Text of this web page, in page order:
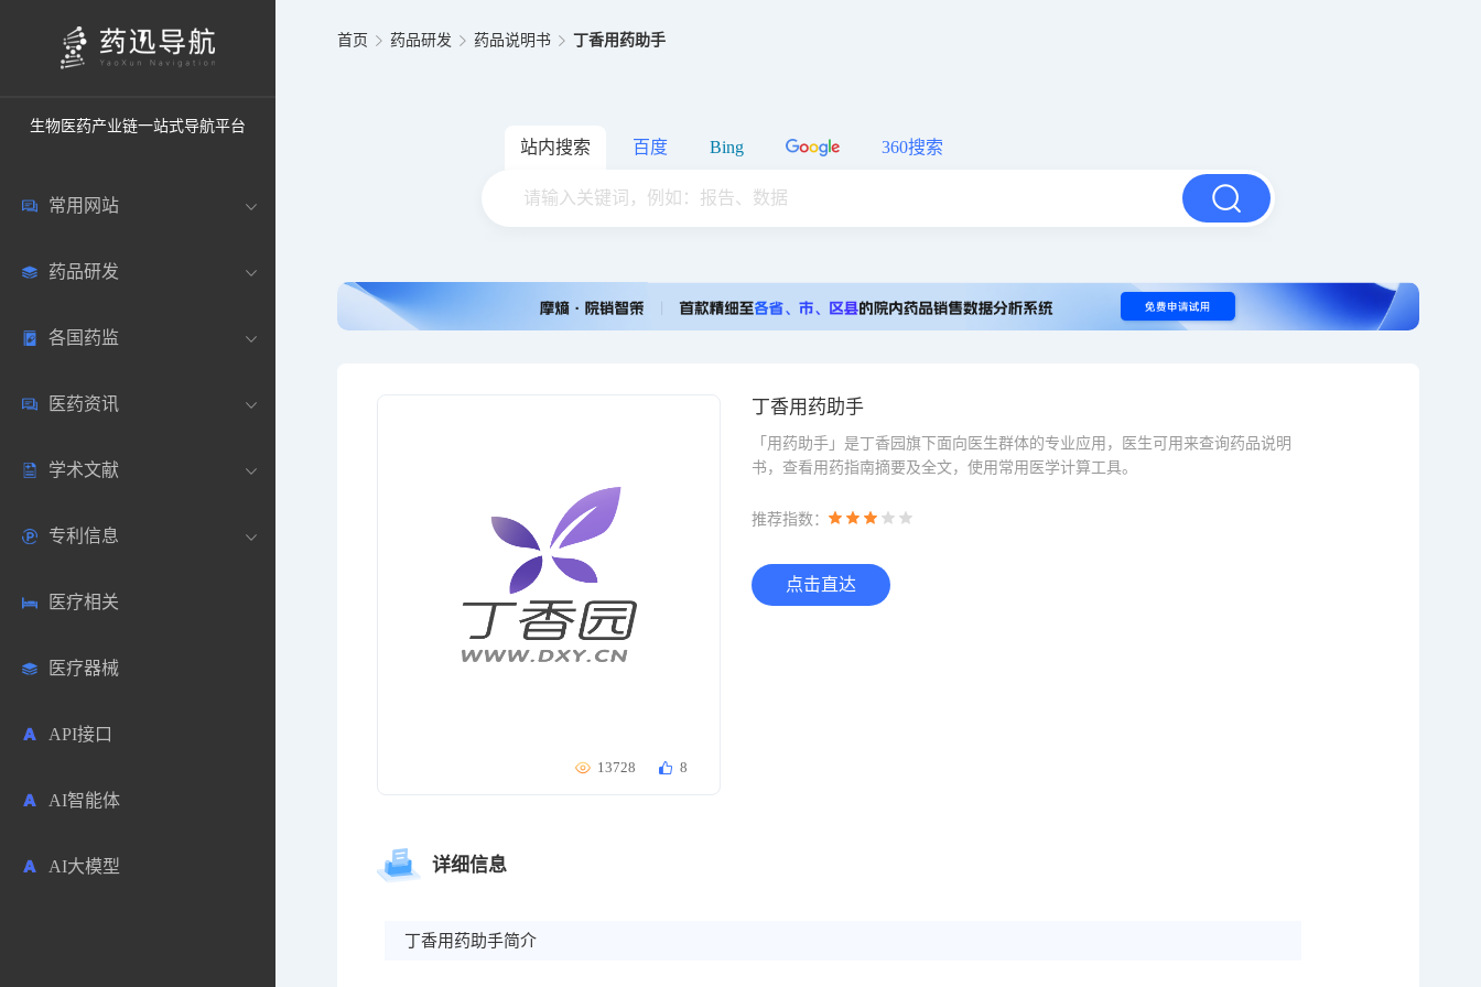
生物医药产业链一站式导航平台
常用网站
中国常用
药圈资讯
邮箱登录
药典网站
药品研发
药研数据库
药品说明书
药物临床
生物数据库
药品市场信息
合成化工
药物分析
毒性数据库
原辅料包材
各国药监
中国
美国
欧洲
日本
其他各国
医药资讯
医药新闻
医药论坛
药研咨询
医药科普
学术文献
学术搜索
SciHub文献
文献下载
文献管理
专利信息
各国专利局官方查询
医药专利
商业专利数据库
免费专利库
医疗相关
医疗器械
API接口
AI智能体
AI大模型
首页 药品研发 药品说明书 丁香用药助手
站内搜索 百度 Bing 360搜索
13728 8
丁香用药助手
「用药助手」是丁香园旗下面向医生群体的专业应用，医生可用来查询药品说明
书，查看用药指南摘要及全文，使用常用医学计算工具。
推荐指数：
点击直达
详细信息
丁香用药助手简介